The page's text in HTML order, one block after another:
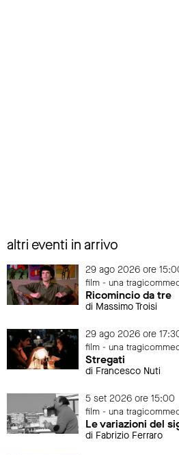
altri eventi in arrivo
29 ago 2026 ore
film - una
Ricomincio da tre
di Massimo Troisi
29 ago 2026 ore
film - una
Stregati
di Francesco Nuti
5 set 2026 ore 15:00
film - una
Le variazioni del
di Fabrizio Ferraro